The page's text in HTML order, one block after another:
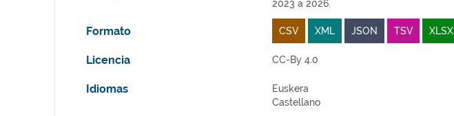
2023 a 2026.
Formato CSV XML JSON TSV XLSX
Licencia CC-By 4.0
Idiomas
Euskera
Castellano